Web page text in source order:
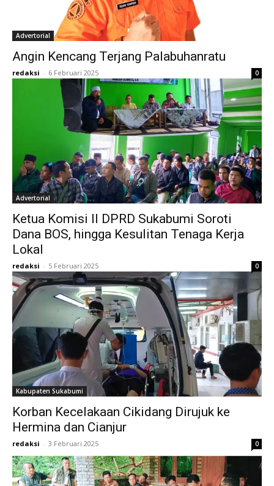
Advertorial
Angin Kencang Terjang Palabuhanratu
redaksi - 6 Februari 2025 0
Advertorial
Ketua Komisi II DPRD Sukabumi Soroti
Dana BOS, hingga Kesulitan Tenaga Kerja
Lokal
redaksi - 5 Februari 2025 0
Kabupaten Sukabumi
Korban Kecelakaan Cikidang Dirujuk ke
Hermina dan Cianjur
redaksi - 3 Februari 2025 0